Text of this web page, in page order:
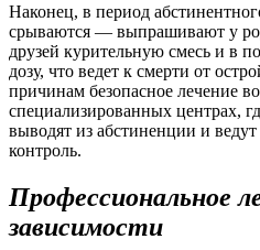
Наконец, в период
срываются — выпрашивают у
друзей курительную смесь и в
дозу, что ведет к смерти от
причинам безопасное лечение
специализированных центрах,
выводят из абстиненции и
контроль.
Профессиональное
зависимости